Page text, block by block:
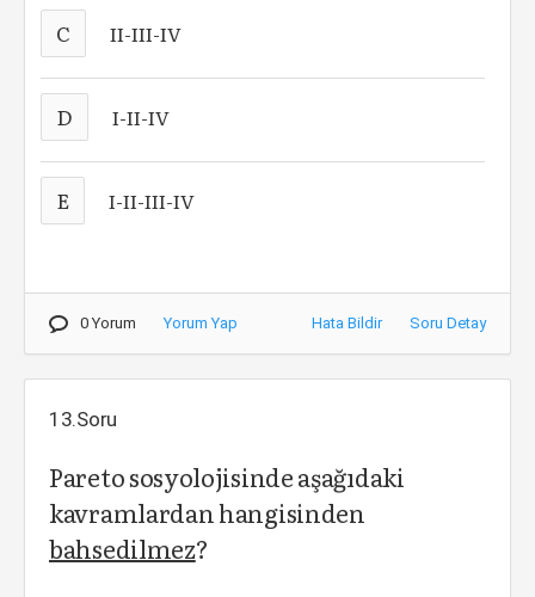
C II-III-IV
D I-II-IV
E I-II-III-IV
0 Yorum Yorum Yap Hata Bildir Soru Detay
13.Soru
Pareto sosyolojisinde aşağıdaki
kavramlardan hangisinden
bahsedilmez?